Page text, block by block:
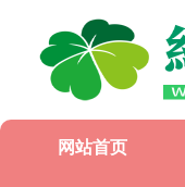
网站首页